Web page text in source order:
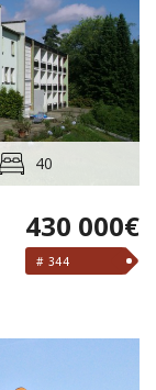
40
430 000€
# 344